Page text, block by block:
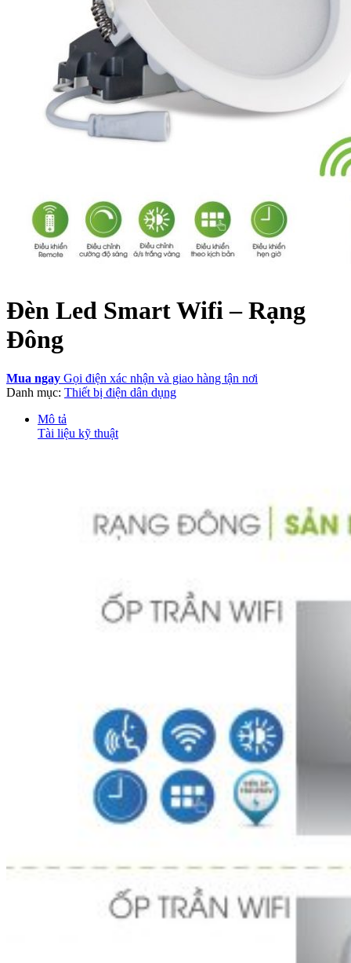
Đèn Led Smart Wifi – Rạng
Đông
Mua ngay Gọi điện xác nhận và giao hàng tận nơi
Danh mục: Thiết bị điện dân dụng
Mô tả
Tài liệu kỹ thuật